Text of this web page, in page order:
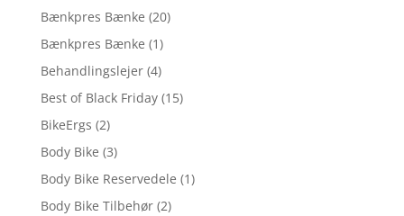
Bænkpres Bænke (20)
Bænkpres Bænke (1)
Behandlingslejer (4)
Best of Black Friday (15)
BikeErgs (2)
Body Bike (3)
Body Bike Reservedele (1)
Body Bike Tilbehør (2)